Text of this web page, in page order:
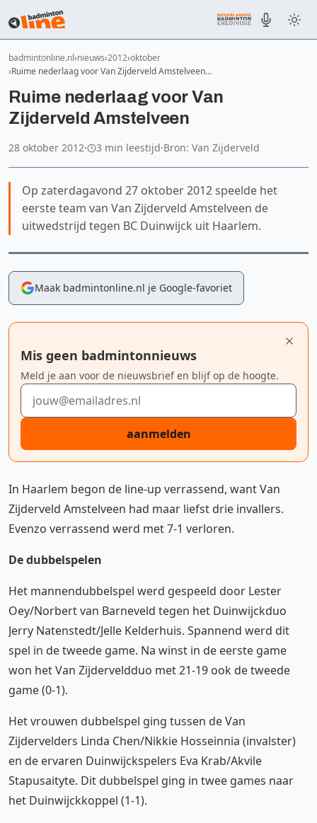
badmintonline.nl nieuws 2012 oktober
Ruime nederlaag voor Van Zijderveld Amstelveen…
Ruime nederlaag voor Van
Zijderveld Amstelveen
28 oktober 2012· 3 min leestijd·Bron: Van Zijderveld
Op zaterdagavond 27 oktober 2012 speelde het
eerste team van Van Zijderveld Amstelveen de
uitwedstrijd tegen BC Duinwijck uit Haarlem.
Maak badmintonline.nl je Google-favoriet
Mis geen badmintonnieuws
Meld je aan voor de nieuwsbrief en blijf op de hoogte.
E-mailadres
aanmelden
In Haarlem begon de line-up verrassend, want Van
Zijderveld Amstelveen had maar liefst drie invallers.
Evenzo verrassend werd met 7-1 verloren.
De dubbelspelen
Het mannendubbelspel werd gespeeld door Lester
Oey/Norbert van Barneveld tegen het Duinwijckduo
Jerry Natenstedt/Jelle Kelderhuis. Spannend werd dit
spel in de tweede game. Na winst in de eerste game
won het Van Zijderveldduo met 21-19 ook de tweede
game (0-1).
Het vrouwen dubbelspel ging tussen de Van
Zijdervelders Linda Chen/Nikkie Hosseinnia (invalster)
en de ervaren Duinwijckspelers Eva Krab/Akvile
Stapusaityte. Dit dubbelspel ging in twee games naar
het Duinwijckkoppel (1-1).